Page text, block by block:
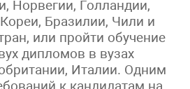
Норвегии, Голландии,
Бразилии, Чили и
или пройти обучение
дипломов в вузах
Италии. Одним
к кандидатам на